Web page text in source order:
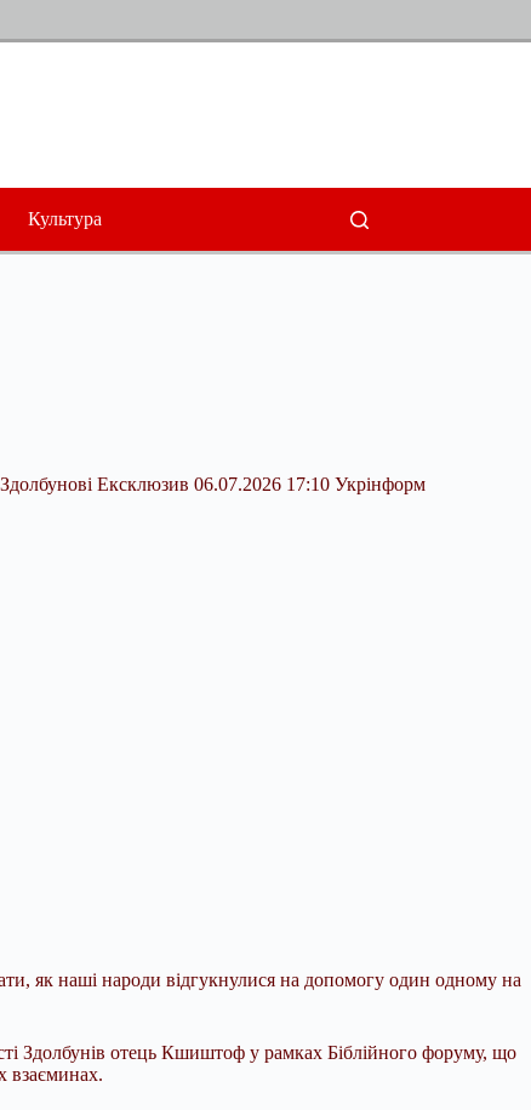
Культура
Ексклюзив 06.07.2026 17:10 Укрінформ
як наші народи відгукнулися на допомогу один одному на
Здолбунів отець Кшиштоф у рамках Біблійного форуму, що
взаєминах.